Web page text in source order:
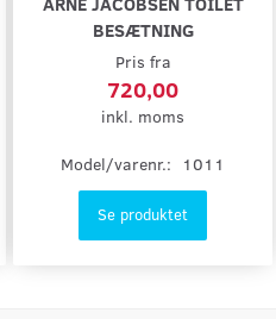
BESÆTNING
Pris fra
720,00
inkl. moms
Model/varenr.: 1011
Se produktet